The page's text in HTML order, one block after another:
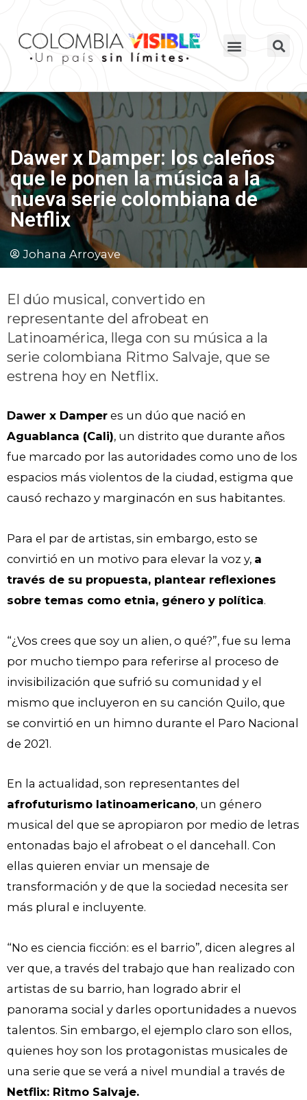
Dawer x Damper: los caleños
que le ponen la música a la
nueva serie colombiana de
Netflix
Johana Arroyave
El dúo musical, convertido en
representante del afrobeat en
Latinoamérica, llega con su música a la
serie colombiana Ritmo Salvaje, que se
estrena hoy en Netflix.
Dawer x Damper es un dúo que nació en
Aguablanca (Cali), un distrito que durante años
fue marcado por las autoridades como uno de los
espacios más violentos de la ciudad, estigma que
causó rechazo y marginacón en sus habitantes.
Para el par de artistas, sin embargo, esto se
convirtió en un motivo para elevar la voz y, a
través de su propuesta, plantear reflexiones
sobre temas como etnia, género y política.
“¿Vos crees que soy un alien, o qué?”, fue su lema
por mucho tiempo para referirse al proceso de
invisibilización que sufrió su comunidad y el
mismo que incluyeron en su canción Quilo, que
se convirtió en un himno durante el Paro Nacional
de 2021.
En la actualidad, son representantes del
afrofuturismo latinoamericano, un género
musical del que se apropiaron por medio de letras
entonadas bajo el afrobeat o el dancehall. Con
ellas quieren enviar un mensaje de
transformación y de que la sociedad necesita ser
más plural e incluyente.
“No es ciencia ficción: es el barrio”, dicen alegres al
ver que, a través del trabajo que han realizado con
artistas de su barrio, han logrado abrir el
panorama social y darles oportunidades a nuevos
talentos. Sin embargo, el ejemplo claro son ellos,
quienes hoy son los protagonistas musicales de
una serie que se verá a nivel mundial a través de
Netflix: Ritmo Salvaje.